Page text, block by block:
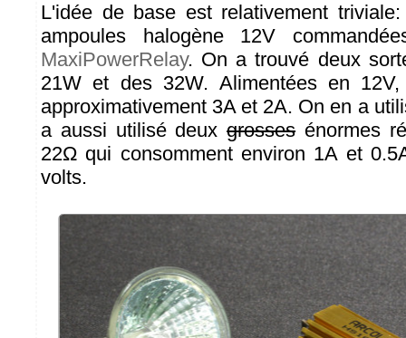
L'idée de base est relativement
ampoules halogène 12V
MaxiPowerRelay. On a trouvé deux
21W et des 32W. Alimentées en 12V,
approximativement 3A et 2A. On en a
a aussi utilisé deuxgrossesénormes
22Ω qui consomment environ 1A et
volts.